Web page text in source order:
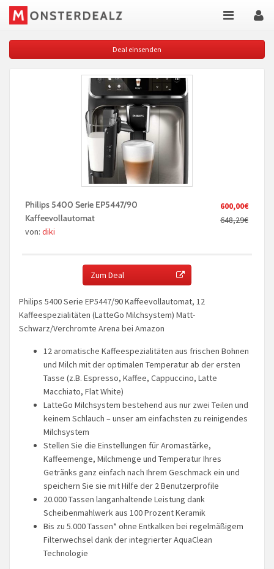
Deal einsenden
600,00€
648,29€
Philips 5400 Serie EP5447/90
Kaffeevollautomat
von: diki
Zum Deal
Philips 5400 Serie EP5447/90 Kaffeevollautomat, 12
Kaffeespezialitäten (LatteGo Milchsystem) Matt-
Schwarz/Verchromte Arena bei Amazon
12 aromatische Kaffeespezialitäten aus frischen Bohnen
und Milch mit der optimalen Temperatur ab der ersten
Tasse (z.B. Espresso, Kaffee, Cappuccino, Latte
Macchiato, Flat White)
LatteGo Milchsystem bestehend aus nur zwei Teilen und
keinem Schlauch – unser am einfachsten zu reinigendes
Milchsystem
Stellen Sie die Einstellungen für Aromastärke,
Kaffeemenge, Milchmenge und Temperatur Ihres
Getränks ganz einfach nach Ihrem Geschmack ein und
speichern Sie sie mit Hilfe der 2 Benutzerprofile
20.000 Tassen langanhaltende Leistung dank
Scheibenmahlwerk aus 100 Prozent Keramik
Bis zu 5.000 Tassen* ohne Entkalken bei regelmäßigem
Filterwechsel dank der integrierter AquaClean
Technologie